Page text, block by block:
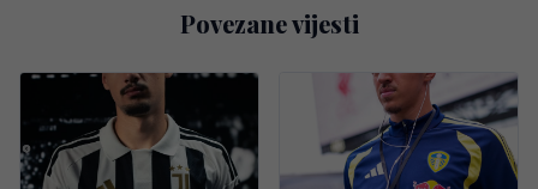
Povezane vijesti